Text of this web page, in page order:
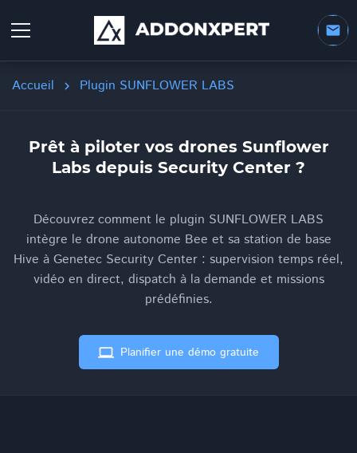
mail
Accueil chevron_right Plugin SUNFLOWER LABS
Prêt à piloter vos drones Sunflower
Labs depuis Security Center ?
Découvrez comment le plugin SUNFLOWER LABS
intègre le drone autonome Bee et sa station de base
Hive à Genetec Security Center : supervision temps réel,
vidéo en direct, dispatch à la demande et missions
prédéfinies.
computer Planifier une démo gratuite